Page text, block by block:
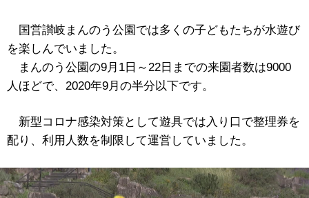
国営讃岐まんのう公園では多くの子どもたちが水遊び
を楽しんでいました。
まんのう公園の9月1日～22日までの来園者数は9000
人ほどで、2020年9月の半分以下です。
新型コロナ感染対策として遊具では入り口で整理券を
配り、利用人数を制限して運営していました。